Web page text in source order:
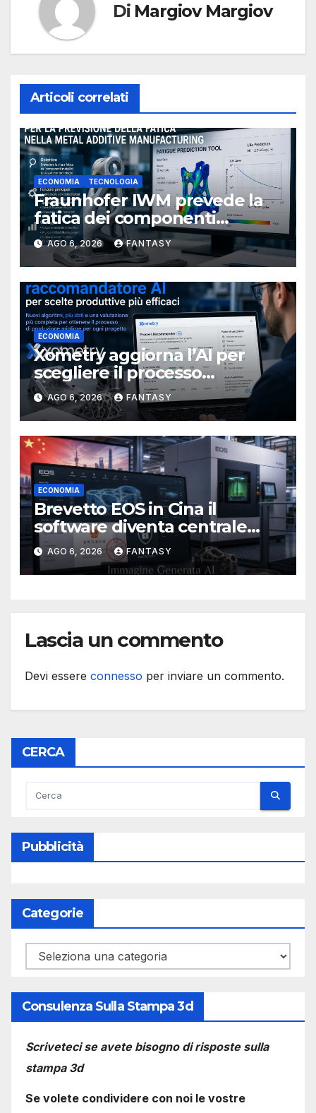
Di Margiov Margiov
Articoli correlati
ECONOMIA TECNOLOGIA
Fraunhofer IWM prevede la
fatica dei componenti
metallici stampati in 3D
AGO 6, 2026 FANTASY
ECONOMIA
Xometry aggiorna l’AI per
scegliere il processo
produttivo più adatto
AGO 6, 2026 FANTASY
ECONOMIA
Brevetto EOS in Cina il
software diventa centrale
nella stampa 3D industriale
AGO 6, 2026 FANTASY
Lascia un commento
Devi essere connesso per inviare un commento.
CERCA
Pubblicità
Categorie
Categorie
Consulenza Sulla Stampa 3d
Scriveteci se avete bisogno di risposte sulla
stampa 3d
Se volete condividere con noi le vostre